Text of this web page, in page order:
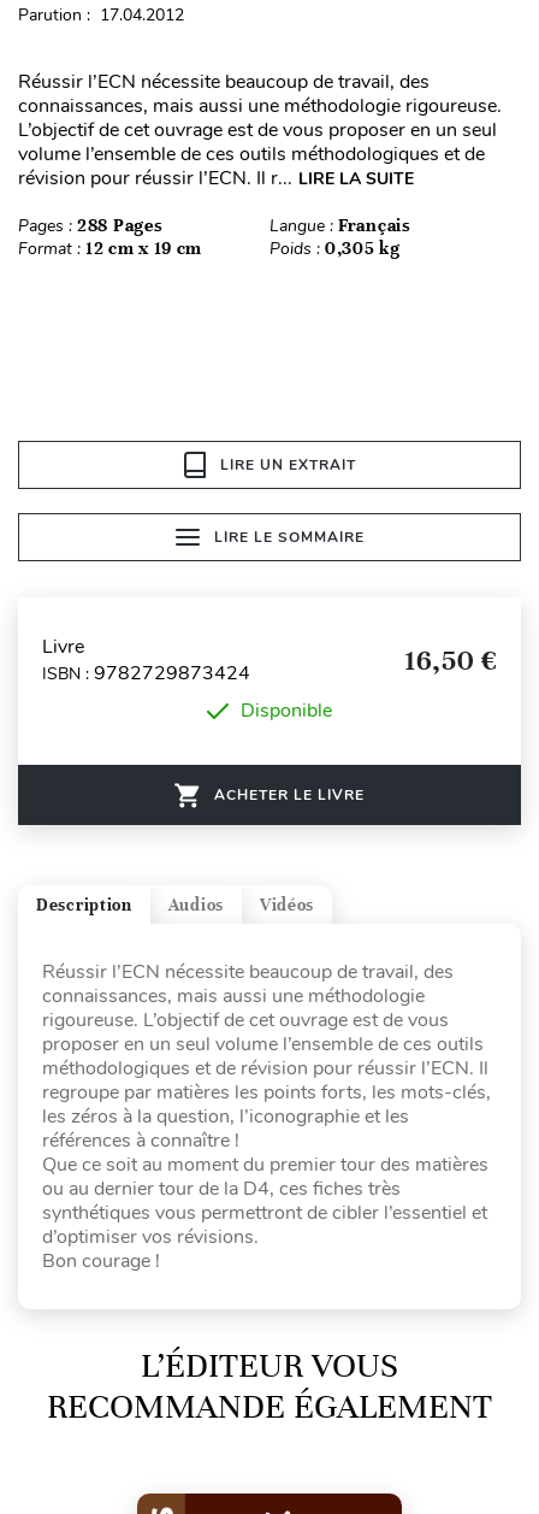
Parution : 17.04.2012
Réussir l’ECN nécessite beaucoup de travail, des
connaissances, mais aussi une méthodologie rigoureuse.
L’objectif de cet ouvrage est de vous proposer en un seul
volume l’ensemble de ces outils méthodologiques et de
révision pour réussir l’ECN. Il r... LIRE LA SUITE
Pages : 288 Pages Langue : Français
Format : 12 cm x 19 cm Poids : 0,305 kg
LIRE UN EXTRAIT
LIRE LE SOMMAIRE
Livre
ISBN : 9782729873424 16,50 €
Disponible
ACHETER LE LIVRE
Vidéos
Audios
Description
Réussir l’ECN nécessite beaucoup de travail, des
connaissances, mais aussi une méthodologie
rigoureuse. L’objectif de cet ouvrage est de vous
proposer en un seul volume l’ensemble de ces outils
méthodologiques et de révision pour réussir l’ECN. Il
regroupe par matières les points forts, les mots-clés,
les zéros à la question, l’iconographie et les
références à connaître !
Que ce soit au moment du premier tour des matières
ou au dernier tour de la D4, ces fiches très
synthétiques vous permettront de cibler l’essentiel et
d’optimiser vos révisions.
Bon courage !
L’ÉDITEUR VOUS
RECOMMANDE ÉGALEMENT